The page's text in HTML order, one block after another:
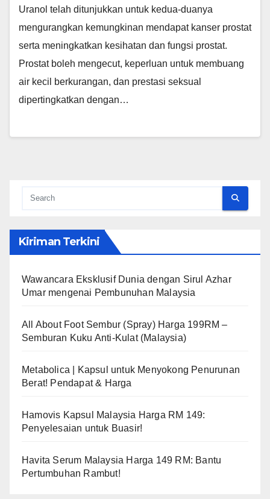
Uranol telah ditunjukkan untuk kedua-duanya
mengurangkan kemungkinan mendapat kanser prostat
serta meningkatkan kesihatan dan fungsi prostat.
Prostat boleh mengecut, keperluan untuk membuang
air kecil berkurangan, dan prestasi seksual
dipertingkatkan dengan…
Kiriman Terkini
Wawancara Eksklusif Dunia dengan Sirul Azhar
Umar mengenai Pembunuhan Malaysia
All About Foot Sembur (Spray) Harga 199RM –
Semburan Kuku Anti-Kulat (Malaysia)
Metabolica | Kapsul untuk Menyokong Penurunan
Berat! Pendapat & Harga
Hamovis Kapsul Malaysia Harga RM 149:
Penyelesaian untuk Buasir!
Havita Serum Malaysia Harga 149 RM: Bantu
Pertumbuhan Rambut!